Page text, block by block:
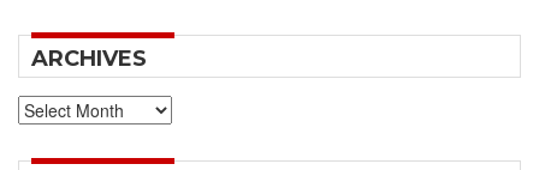
ARCHIVES
Archives